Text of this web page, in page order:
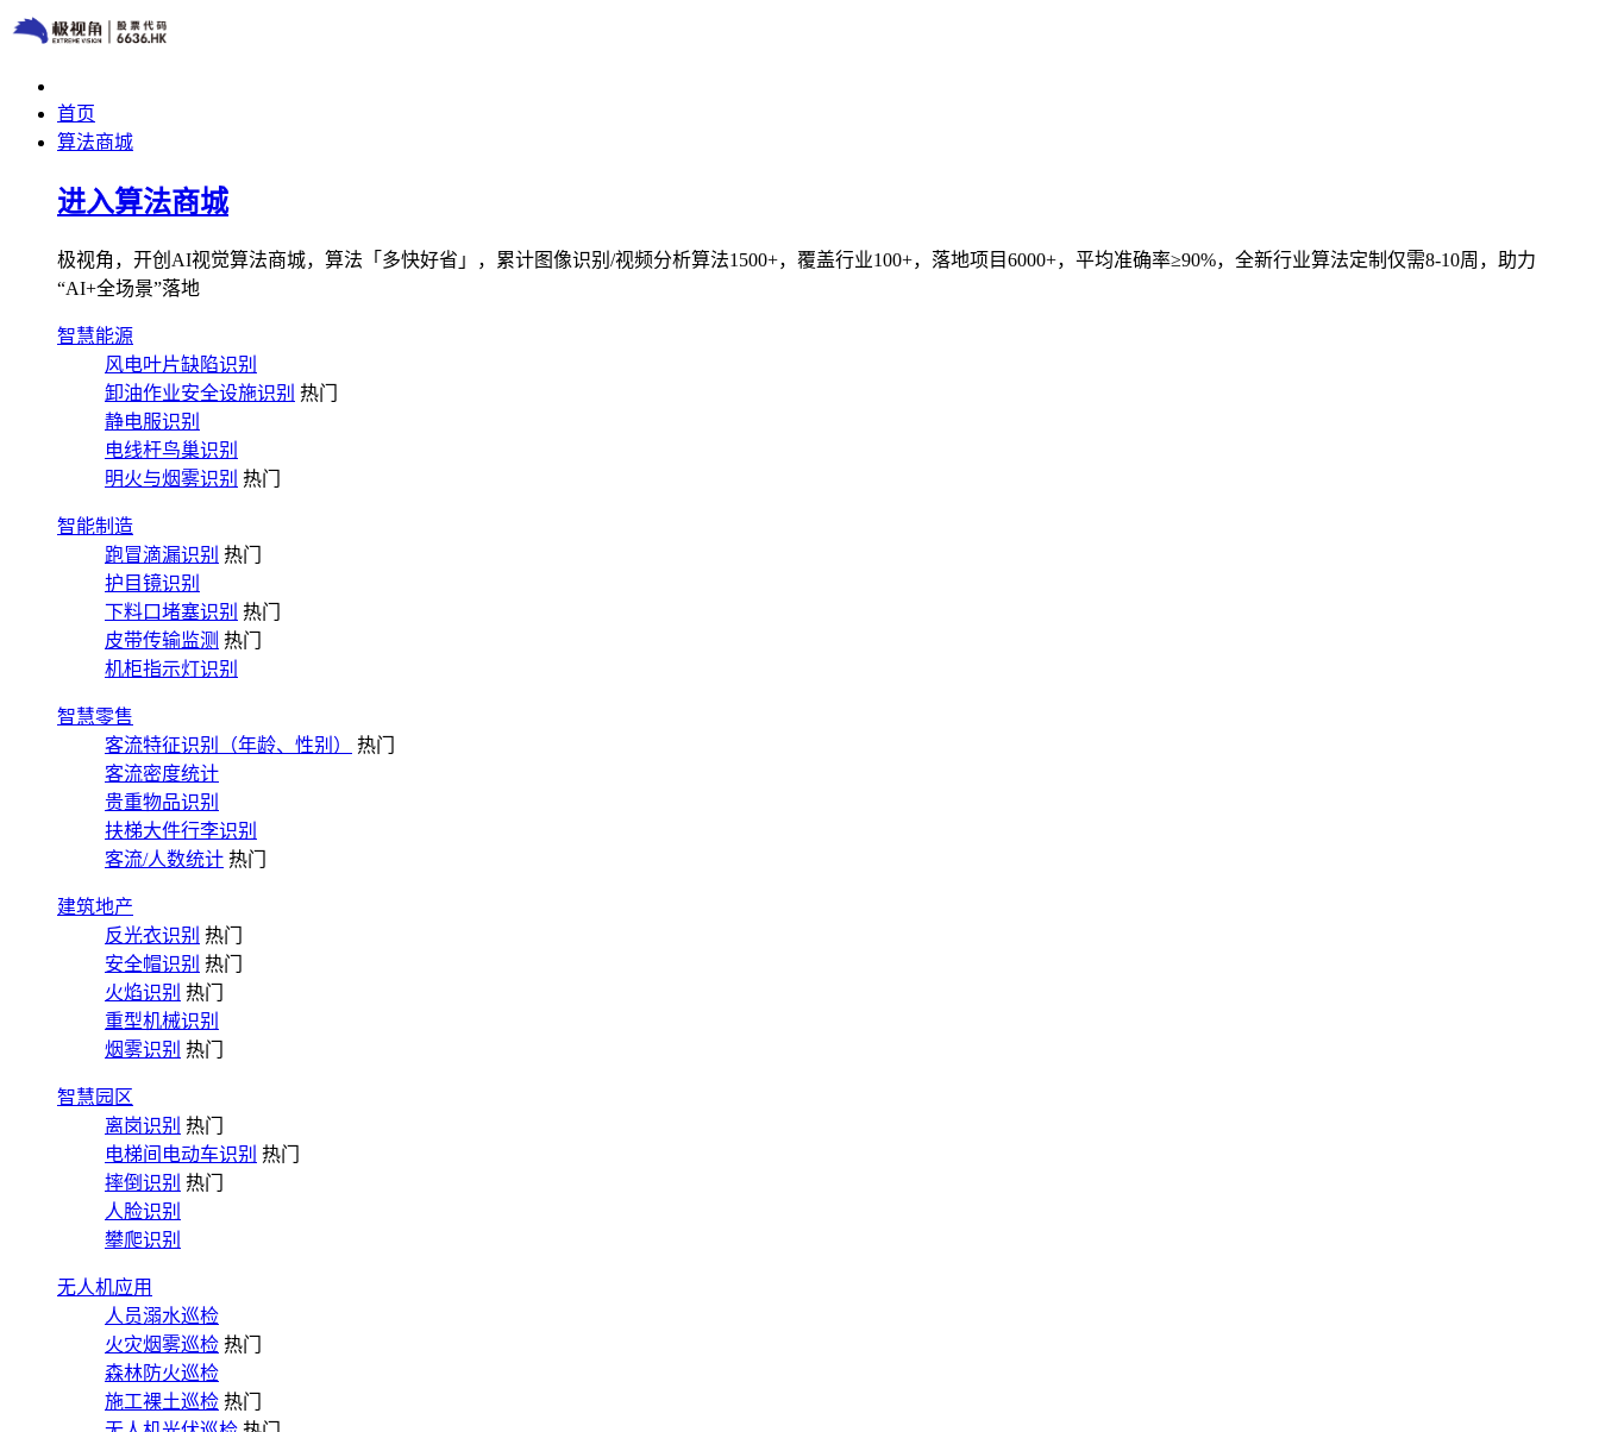
首页
算法商城
进入算法商城
极视角，开创AI视觉算法商城，算法「多快好省」，累计图像识别/视频分析算法1500+，覆盖行业100+，落地项目6000+，平均准确率≥90%，全新行业算法定制仅需8-10周，助力
“AI+全场景”落地
智慧能源
风电叶片缺陷识别
卸油作业安全设施识别 热门
静电服识别
电线杆鸟巢识别
明火与烟雾识别 热门
智能制造
跑冒滴漏识别 热门
护目镜识别
下料口堵塞识别 热门
皮带传输监测 热门
机柜指示灯识别
智慧零售
客流特征识别（年龄、性别）
热门
客流密度统计
贵重物品识别
扶梯大件行李识别
客流/人数统计 热门
建筑地产
反光衣识别 热门
安全帽识别 热门
火焰识别 热门
重型机械识别
烟雾识别 热门
智慧园区
离岗识别 热门
电梯间电动车识别 热门
摔倒识别 热门
人脸识别
攀爬识别
无人机应用
人员溺水巡检
火灾烟雾巡检 热门
森林防火巡检
施工裸土巡检 热门